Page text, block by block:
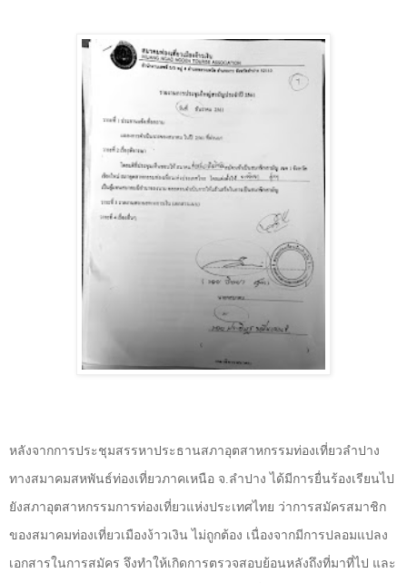
หลังจากการประชุมสรรหาประธานสภาอุตสาหกรรมท่องเที่ยวลำปาง
ทางสมาคมสหพันธ์ท่องเที่ยวภาคเหนือ จ.ลำปาง ได้มีการยื่นร้องเรียนไป
ยังสภาอุตสาหกรรมการท่องเที่ยวแห่งประเทศไทย ว่าการสมัครสมาชิก
ของสมาคมท่องเที่ยวเมืองง้าวเงิน ไม่ถูกต้อง เนื่องจากมีการปลอมแปลง
เอกสารในการสมัคร จึงทำให้เกิดการตรวจสอบย้อนหลังถึงที่มาที่ไป และ